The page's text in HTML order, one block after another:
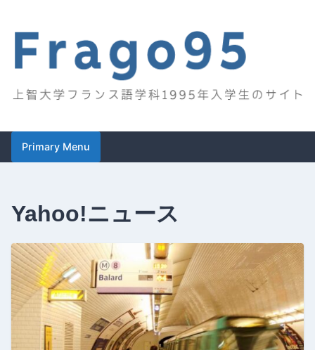
content
Frago95
Primary Menu
Yahoo!ニュース